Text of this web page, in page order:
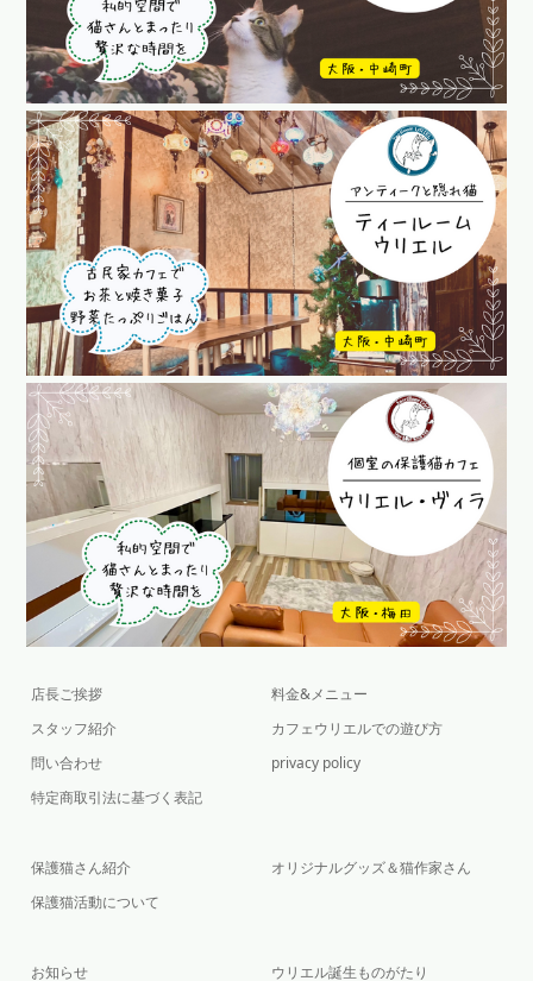
店長ご挨拶
スタッフ紹介
問い合わせ
特定商取引法に基づく表記
料金&メニュー
カフェウリエルでの遊び方
privacy policy
保護猫さん紹介
保護猫活動について
オリジナルグッズ＆猫作家さん
お知らせ ウリエル誕生ものがたり